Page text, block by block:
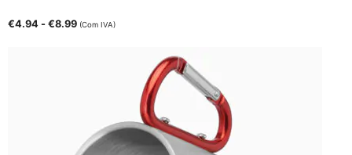
€4.94 - €8.99 (Com IVA)